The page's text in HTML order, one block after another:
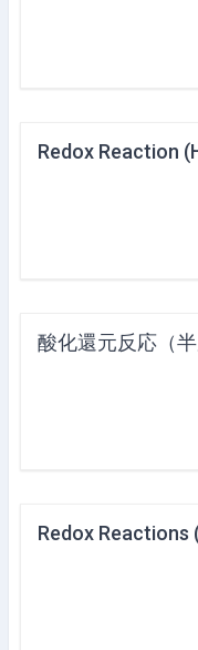
酸化還元反応（